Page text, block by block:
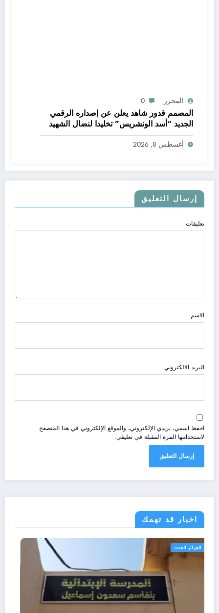
المحرر 0
المصمم قدور شاهد يعلن عن إصداره الرقمي
الجديد “أسد الونشريس” تخليدا لنضال الشهيد
الجيلالي بونعامة
أغسطس 8, 2026
إرسال التعليق
تعليقات
الاسم
البريد الالكتروني
احفظ اسمي، بريدي الإلكتروني، والموقع الإلكتروني في هذا المتصفح
لاستخدامها المرة المقبلة في تعليقي.
اخبار قد تهمك
الجزائر الحدث